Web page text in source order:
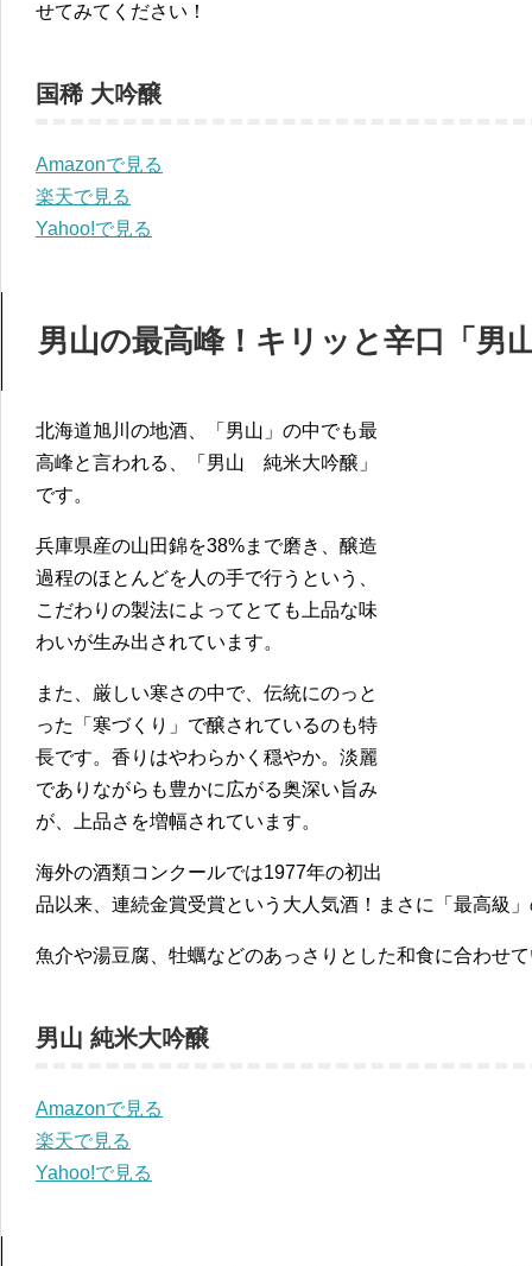
せてみてください！
国稀 大吟醸
Amazonで見る
楽天で見る
Yahoo!で見る
男山の最高峰！キリッと辛口「男
北海道旭川の地酒、「男山」の中でも最
高峰と言われる、「男山 純米大吟醸」
です。
兵庫県産の山田錦を38%まで磨き、醸造
過程のほとんどを人の手で行うという、
こだわりの製法によってとても上品な味
わいが生み出されています。
また、厳しい寒さの中で、伝統にのっと
った「寒づくり」で醸されているのも特
長です。香りはやわらかく穏やか。淡麗
でありながらも豊かに広がる奥深い旨み
が、上品さを増幅されています。
海外の酒類コンクールでは1977年の初出
品以来、連続金賞受賞という大人気酒！まさに「最高級
魚介や湯豆腐、牡蠣などのあっさりとした和食に合わせ
男山 純米大吟醸
Amazonで見る
楽天で見る
Yahoo!で見る